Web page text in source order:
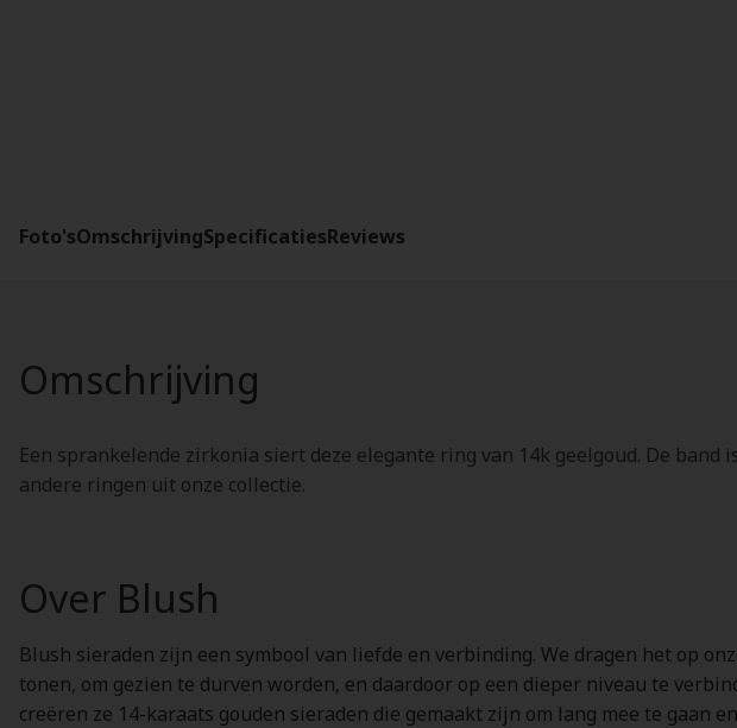
Foto'sOmschrijvingSpecificatiesReviews
Omschrijving
Een sprankelende zirkonia siert deze elegante ring van 14k geelgoud. De
andere ringen uit onze collectie.
Over Blush
Blush sieraden zijn een symbool van liefde en verbinding. We dragen het op
tonen, om gezien te durven worden, en daardoor op een dieper niveau te
creëren ze 14-karaats gouden sieraden die gemaakt zijn om lang mee te gaan